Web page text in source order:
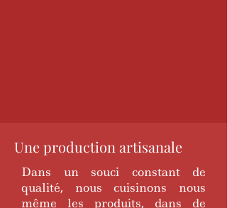
Une production artisanale
Dans un souci constant de
qualité, nous cuisinons nous
même les produits, dans de